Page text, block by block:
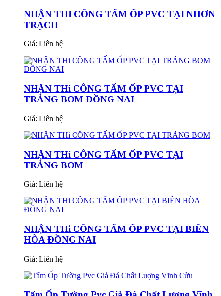
NHẬN THI CÔNG TẤM ỐP PVC TẠI NHƠN
TRẠCH
Giá: Liên hệ
NHẬN THi CÔNG TẤM ỐP PVC TẠI
TRẢNG BOM ĐỒNG NAI
Giá: Liên hệ
NHẬN THi CÔNG TẤM ỐP PVC TẠI
TRẢNG BOM
Giá: Liên hệ
NHẬN THi CÔNG TẤM ỐP PVC TẠI BIÊN
HÒA ĐỒNG NAI
Giá: Liên hệ